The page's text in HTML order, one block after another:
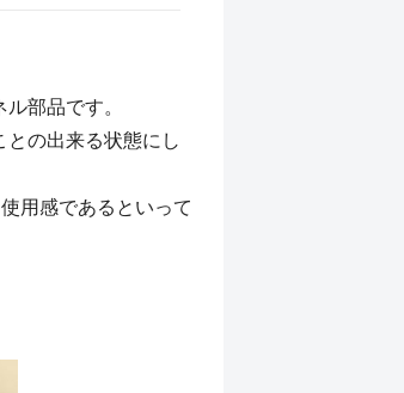
部品です。
の出来る状態にし
用感であるといって